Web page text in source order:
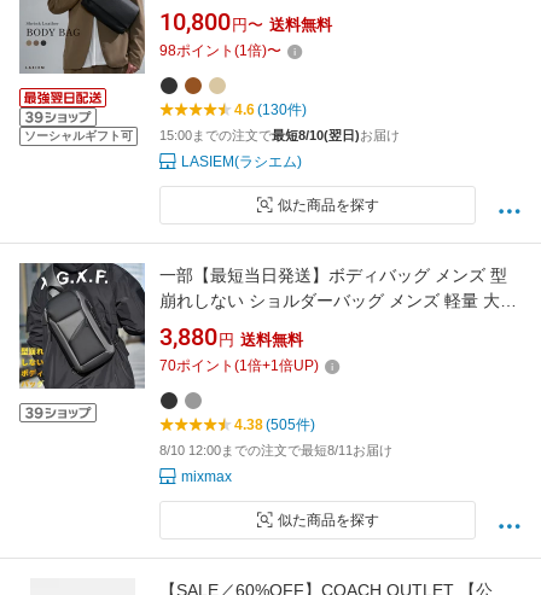
ソーシャルギフト可
ーバッグ メンズ レディース 本革 メッセンジャ
ーバッグ サコッシュ 革 レザー 小さめ 小さい
コンパクト 斜めがけ 斜め掛け 肩かけ 肩掛け 牛
革 フラップ シンプル
10,800 円〜 送料無料
98ポイント (1倍)〜
4.6(130件)
15:00までの注文で最短8/10(翌日)お届け
LASIEM(ラシエム)
似た商品を探す
一部【最短当日発送】ボディバッグ メンズ 型
崩れしない ショルダーバッグ メンズ 軽量 大容
量 撥水 ボディバッグ 斜めがけ バッグ ウエスト
バッグ 肩がけ ボディーバッグ メンズ オックス
フォード おしゃれ かっこいい 耐久性 軽い カバ
ン アウトドア
3,880 円 送料無料
70ポイント (1倍+1倍UP)
4.38(505件)
8/10 12:00までの注文で最短8/11お届け
mixmax
似た商品を探す
【SALE／60%OFF】COACH OUTLET 【公